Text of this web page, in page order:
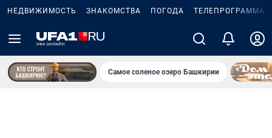
НЕДВИЖИМОСТЬ ЗНАКОМСТВА ПОГОДА ТЕЛЕПРОГРАММА
Самое соленое озеро Башкирии